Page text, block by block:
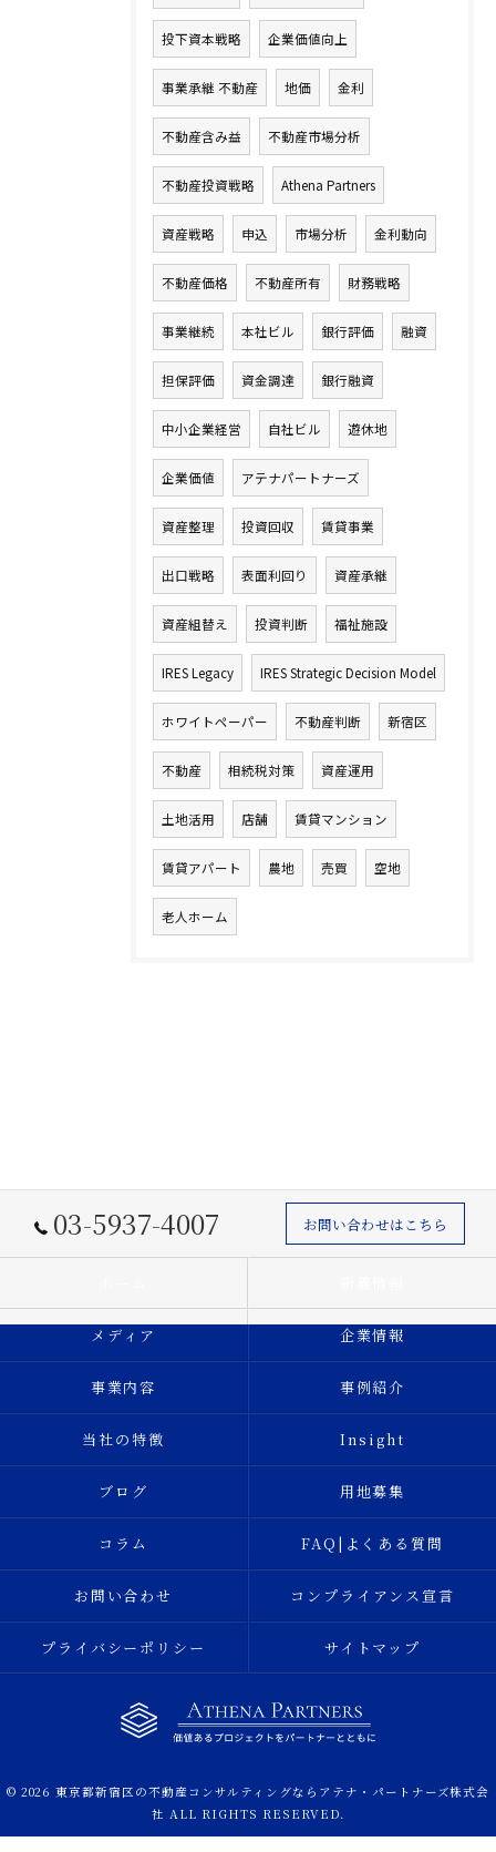
投下資本戦略 企業価値向上
事業承継 不動産 地価 金利
不動産含み益 不動産市場分析
不動産投資戦略 Athena Partners
資産戦略 申込 市場分析 金利動向
不動産価格 不動産所有 財務戦略
事業継続 本社ビル 銀行評価 融資
担保評価 資金調達 銀行融資
中小企業経営 自社ビル 遊休地
企業価値 アテナパートナーズ
資産整理 投資回収 賃貸事業
出口戦略 表面利回り 資産承継
資産組替え 投資判断 福祉施設
IRES Legacy IRES Strategic Decision Model
ホワイトペーパー 不動産判断 新宿区
不動産 相続税対策 資産運用
土地活用 店舗 賃貸マンション
賃貸アパート 農地 売買 空地
老人ホーム
03-5937-4007 お問い合わせはこちら
メディア 企業情報
事業内容 事例紹介
当社の特徴 Insight
ブログ 用地募集
コラム FAQ|よくある質問
お問い合わせ コンプライアンス宣言
プライバシーポリシー サイトマップ
© 2026 東京都新宿区の不動産コンサルティングならアテナ・パートナーズ株式会
社 ALL RIGHTS RESERVED.